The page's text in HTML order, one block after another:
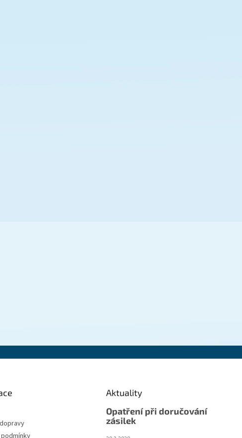
Aktuality
Opatření při doručování
zásilek